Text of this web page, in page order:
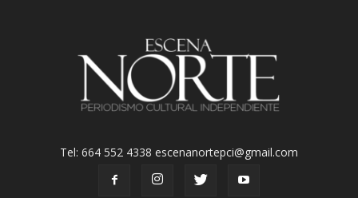
Tel: 664 552 4338 escenanortepci@gmail.com